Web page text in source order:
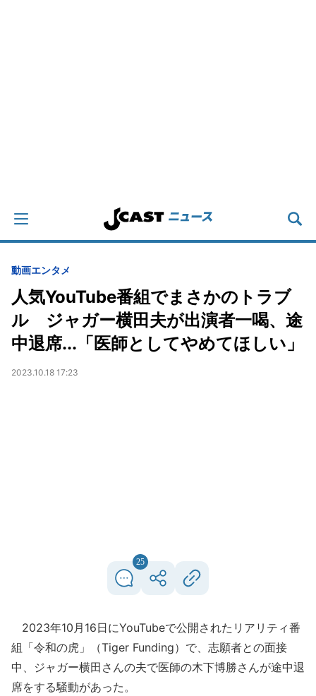
動画エンタメ
人気YouTube番組でまさかのトラブ
ル ジャガー横田夫が出演者一喝、途
中退席...「医師としてやめてほしい」
2023.10.18 17:23
25
2023年10月16日にYouTubeで公開されたリアリティ番
組「令和の虎」（Tiger Funding）で、志願者との面接
中、ジャガー横田さんの夫で医師の木下博勝さんが途中退
席をする騒動があった。